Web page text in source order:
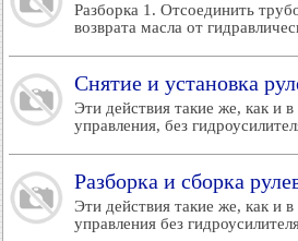
Разборка 1. Отсоединить
возврата масла от
Снятие и установка
Эти действия такие же, как и
управления, без
Разборка и сборка
Эти действия такие же, как и
управления без